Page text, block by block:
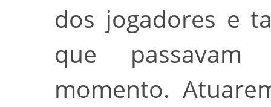
dos jogadores e
que
momento.